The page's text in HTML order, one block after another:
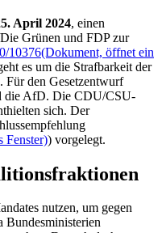
April 2024, einen
Grünen und FDP zur
10376(Dokument, öffnet ein
es um die Strafbarkeit der
Für den Gesetzentwurf
die AfD. Die CDU/CSU-
sich. Der
Fenster)) vorgelegt.
nutzen, um gegen
Bundesministerien